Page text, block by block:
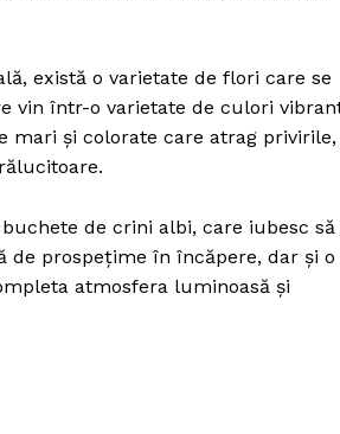
există o varietate de flori care se
vin într-o varietate de culori
mari și colorate care atrag privirile,
de crini albi, care iubesc să
prospețime în încăpere, dar și o
atmosfera luminoasă și